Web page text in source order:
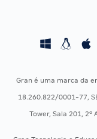
Concursos Fiscais
Gran é uma marca da
18.260.822/0001-77,
Tower, Sala 201, 2º